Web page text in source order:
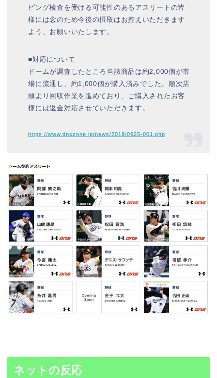
ピング検査を受ける可能性のあるアスリートの皆
様には念のため今後の摂取はお控えいただきます
よう、お願いいたします。
■対応について
ドームが調査したところ当該商品は約2,000個が市
場に流通し、約1,000個が購入済みでした。順次店
頭より回収作業を進めており、ご購入されたお客
様には返金対応させていただきます。
https://www.dnszone.jp/news/2019/0925-001.php
ネットの反応